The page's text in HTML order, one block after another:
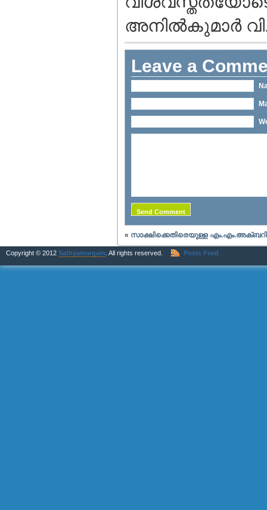
അനില്‍കുമാര്‍
Leave a
« സാക്ഷിക്കെതിരെയുള്ള
Copyright © 2012 Sathyamargam . All rights reserved. Posts Feed